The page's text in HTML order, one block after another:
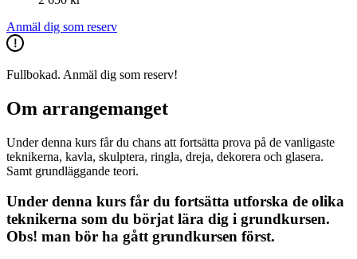
Anmäl dig som reserv
Fullbokad. Anmäl dig som reserv!
Om arrangemanget
Under denna kurs får du chans att fortsätta prova på de vanligaste
teknikerna, kavla, skulptera, ringla, dreja, dekorera och glasera.
Samt grundläggande teori.
Under denna kurs får du fortsätta utforska de olika
teknikerna som du börjat lära dig i grundkursen.
Obs! man bör ha gått grundkursen först.